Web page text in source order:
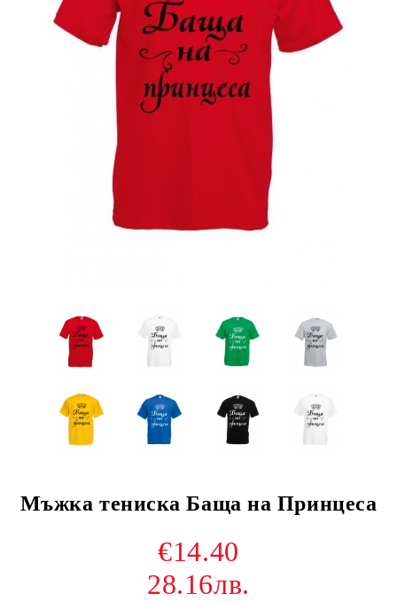
Мъжка тениска Баща на Принцеса
€14.40
28.16лв.